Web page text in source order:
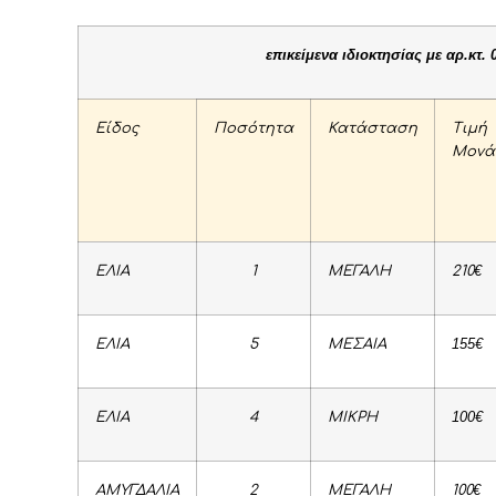
επικείμενα ιδιοκτησίας με αρ.κτ.
Είδος Ποσότητα Κατάσταση
Τιμή
ΕΛΙΑ 1 ΜΕΓΑΛΗ 210€
ΕΛΙΑ 5 ΜΕΣΑΙΑ 155€
ΕΛΙΑ 4 ΜΙΚΡΗ 100€
ΑΜΥΓΔΑΛΙΑ 2 ΜΕΓΑΛΗ 100€